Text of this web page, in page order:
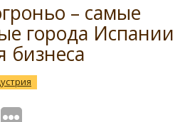
– самые
города Испании
бизнеса